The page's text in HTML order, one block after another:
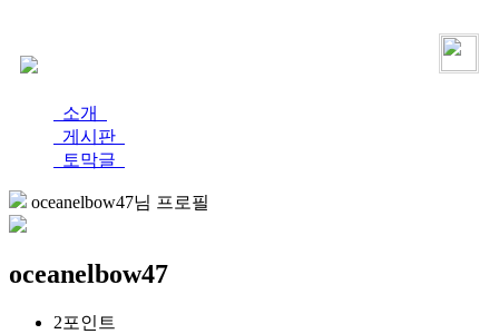
소개
게시판
토막글
oceanelbow47님 프로필
oceanelbow47
2포인트